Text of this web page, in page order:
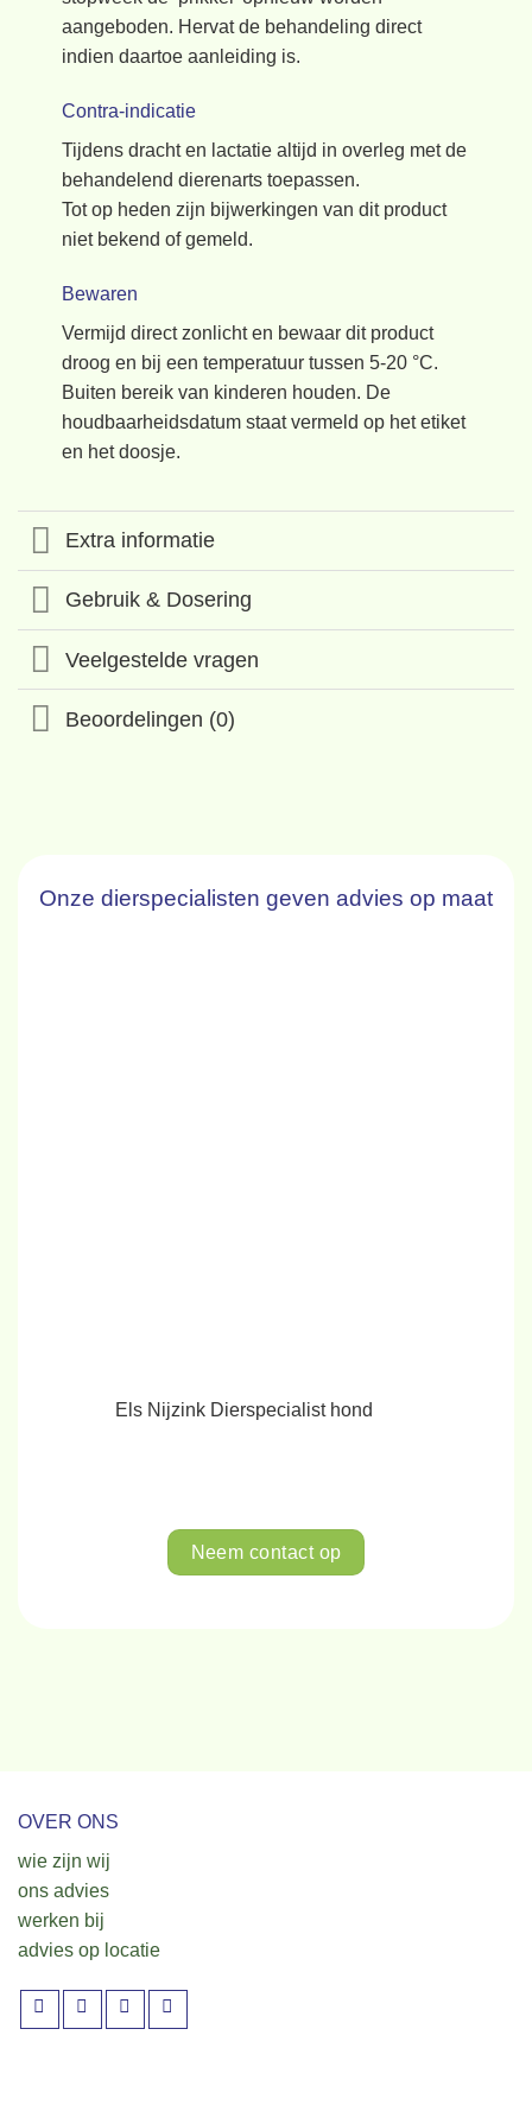
aangeboden. Hervat de behandeling direct
indien daartoe aanleiding is.
Contra-indicatie
Tijdens dracht en lactatie altijd in overleg met de
behandelend dierenarts toepassen.
Tot op heden zijn bijwerkingen van dit product
niet bekend of gemeld.
Bewaren
Vermijd direct zonlicht en bewaar dit product
droog en bij een temperatuur tussen 5-20 °C.
Buiten bereik van kinderen houden. De
houdbaarheidsdatum staat vermeld op het etiket
en het doosje.
Extra informatie
Gebruik & Dosering
Veelgestelde vragen
Beoordelingen (0)
Onze dierspecialisten geven advies op maat
Els NijzinkDierspecialist hond
Neem contact op
OVER ONS
wie zijn wij
ons advies
werken bij
advies op locatie